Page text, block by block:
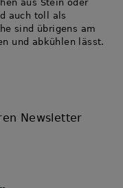
aus Stein oder
auch toll als
sind übrigens am
und abkühlen lässt.
Newsletter